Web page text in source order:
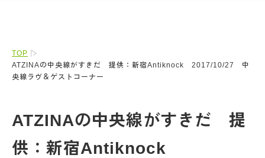
TOP
ATZINAの中央線がすきだ 提供：新宿Antiknock 2017/10/27 中
央線ラヴ＆ゲストコーナー
ATZINAの中央線がすきだ 提
供：新宿Antiknock